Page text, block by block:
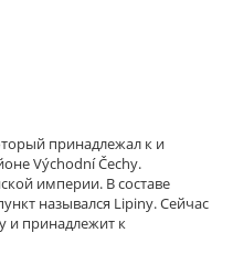
принадлежал к и
Východní Čechy.
империи. В составе
назывался Lipiny. Сейчас
и принадлежит к